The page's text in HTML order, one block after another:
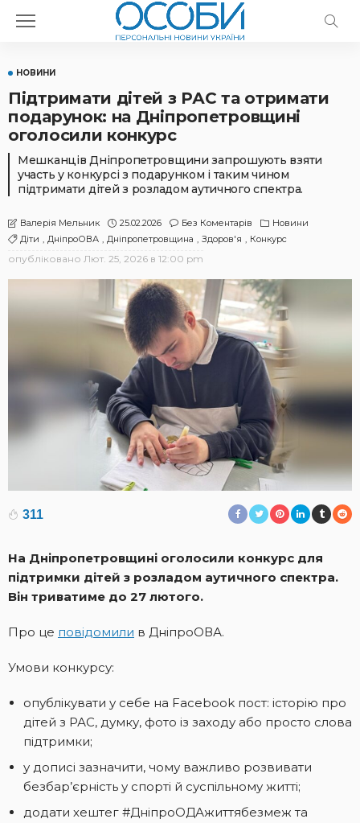
НОВИНИ
Підтримати дітей з РАС та отримати
подарунок: на Дніпропетровщині
оголосили конкурс
Мешканців Дніпропетровщини запрошують взяти
участь у конкурсі з подарунком і таким чином
підтримати дітей з розладом аутичного спектра.
Валерія Мельник 25.02.2026 Без Коментарів
Новини
Діти
ДніпроОВА Дніпропетровщина Здоров'я Конкурс
опубліковано Лют. 25, 2026 в 12:00 pm
311
На Дніпропетровщині оголосили конкурс для
підтримки дітей з розладом аутичного спектра.
Він триватиме до 27 лютого.
Про це повідомили в ДніпроОВА.
Умови конкурсу:
опублікувати у себе на Facebook пост: історію про
дітей з РАС, думку, фото із заходу або просто слова
підтримки;
у дописі зазначити, чому важливо розвивати
безбар’єрність у спорті й суспільному житті;
додати хештег #ДніпроОДАжиттябезмеж та